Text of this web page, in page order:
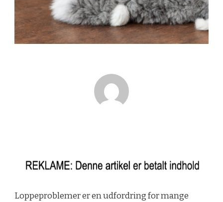
Loppeproblemer er en udfordring for mange